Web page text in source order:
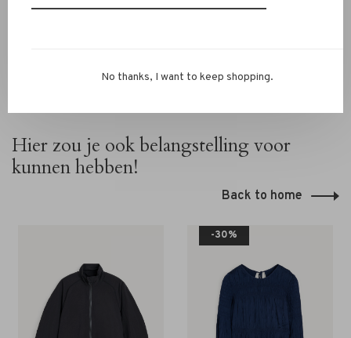
Hier zou je ook belangstelling voor
kunnen hebben!
Back to home
-30%
No thanks, I want to keep shopping.